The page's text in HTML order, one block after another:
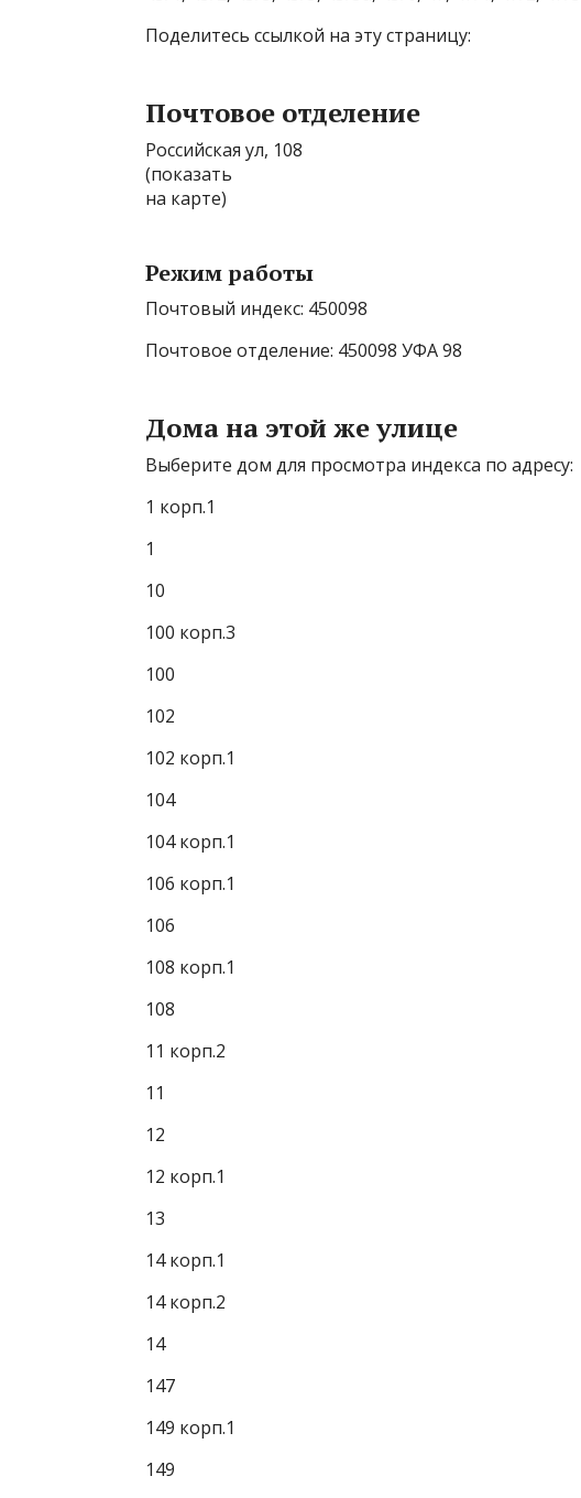
Поделитесь ссылкой на эту страницу:
Почтовое отделение
Российская ул, 108
(показать
на карте)
Режим работы
Почтовый индекс: 450098
Почтовое отделение: 450098 УФА 98
Дома на этой же улице
Выберите дом для просмотра индекса по адресу:
1 корп.1
1
10
100 корп.3
100
102
102 корп.1
104
104 корп.1
106 корп.1
106
108 корп.1
108
11 корп.2
11
12
12 корп.1
13
14 корп.1
14 корп.2
14
147
149 корп.1
149